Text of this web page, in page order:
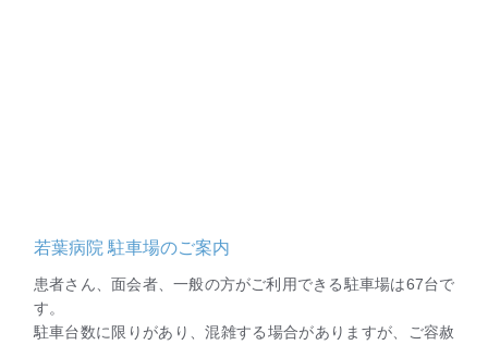
若葉病院 駐車場のご案内
患者さん、面会者、一般の方がご利用できる駐車場は67台で
す。
駐車台数に限りがあり、混雑する場合がありますが、ご容赦